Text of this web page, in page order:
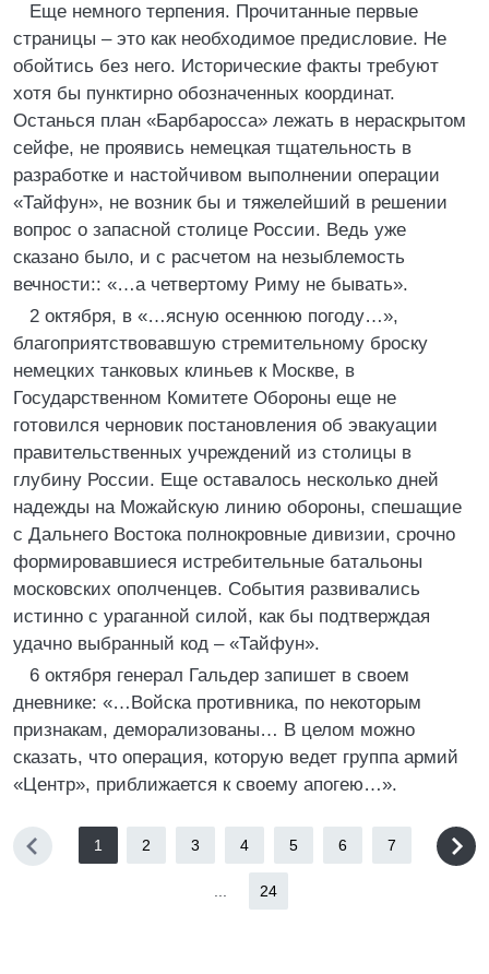
Еще немного терпения. Прочитанные первые
страницы – это как необходимое предисловие. Не
обойтись без него. Исторические факты требуют
хотя бы пунктирно обозначенных координат.
Останься план «Барбаросса» лежать в нераскрытом
сейфе, не проявись немецкая тщательность в
разработке и настойчивом выполнении операции
«Тайфун», не возник бы и тяжелейший в решении
вопрос о запасной столице России. Ведь уже
сказано было, и с расчетом на незыблемость
вечности:: «…а четвертому Риму не бывать».
2 октября, в «…ясную осеннюю погоду…»,
благоприятствовавшую стремительному броску
немецких танковых клиньев к Москве, в
Государственном Комитете Обороны еще не
готовился черновик постановления об эвакуации
правительственных учреждений из столицы в
глубину России. Еще оставалось несколько дней
надежды на Можайскую линию обороны, спешащие
с Дальнего Востока полнокровные дивизии, срочно
формировавшиеся истребительные батальоны
московских ополченцев. События развивались
истинно с ураганной силой, как бы подтверждая
удачно выбранный код – «Тайфун».
6 октября генерал Гальдер запишет в своем
дневнике: «…Войска противника, по некоторым
признакам, деморализованы… В целом можно
сказать, что операция, которую ведет группа армий
«Центр», приближается к своему апогею…».
1 2 3 4 5 6 7
24